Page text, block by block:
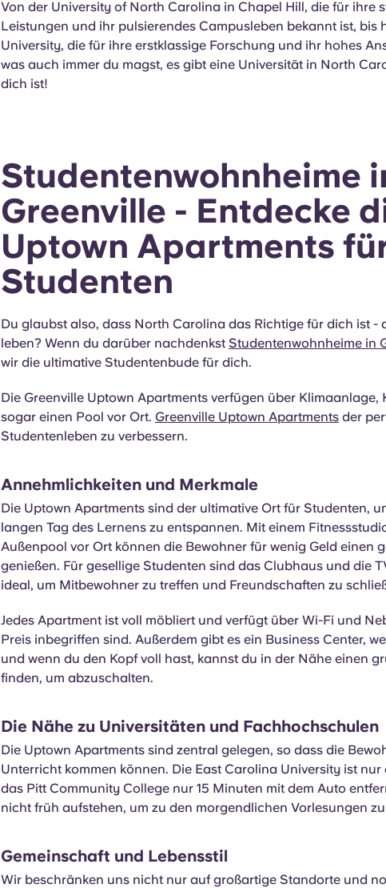
Von der University of North Carolina in Chapel Hill, die für ihre
Leistungen und ihr pulsierendes Campusleben bekannt ist, bis
University, die für ihre erstklassige Forschung und ihr hohes
was auch immer du magst, es gibt eine Universität in North
dich ist!
Studentenwohnheime
Greenville - Entdecke
Uptown Apartments
Studenten
Du glaubst also, dass North Carolina das Richtige für dich ist -
leben? Wenn du darüber nachdenkst Studentenwohnheime in
wir die ultimative Studentenbude für dich.
Die Greenville Uptown Apartments verfügen über Klimaanlage,
sogar einen Pool vor Ort. Greenville Uptown Apartments der
Studentenleben zu verbessern.
Annehmlichkeiten und Merkmale
Die Uptown Apartments sind der ultimative Ort für Studenten,
langen Tag des Lernens zu entspannen. Mit einem
Außenpool vor Ort können die Bewohner für wenig Geld einen
genießen. Für gesellige Studenten sind das Clubhaus und die
ideal, um Mitbewohner zu treffen und Freundschaften zu
Jedes Apartment ist voll möbliert und verfügt über Wi-Fi und
Preis inbegriffen sind. Außerdem gibt es ein Business Center,
und wenn du den Kopf voll hast, kannst du in der Nähe einen
finden, um abzuschalten.
Die Nähe zu Universitäten und Fachhochschulen
Die Uptown Apartments sind zentral gelegen, so dass die
Unterricht kommen können. Die East Carolina University ist nur
das Pitt Community College nur 15 Minuten mit dem Auto
nicht früh aufstehen, um zu den morgendlichen Vorlesungen
Gemeinschaft und Lebensstil
Wir beschränken uns nicht nur auf großartige Standorte und